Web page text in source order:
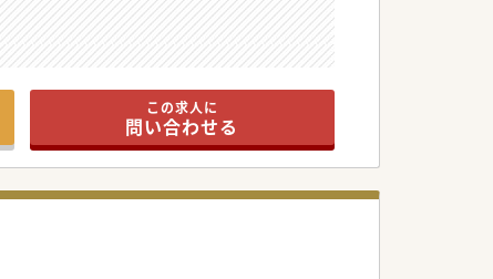
【主な疾患】
◆生活習慣病を含む一般内科疾患
◆認知症
◆社交恐怖症等この求人に
問い合わせる